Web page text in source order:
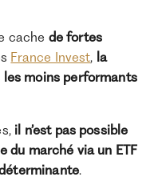
cache de fortes
France Invest, la
les moins performants
il n’est pas possible
du marché via un ETF
.